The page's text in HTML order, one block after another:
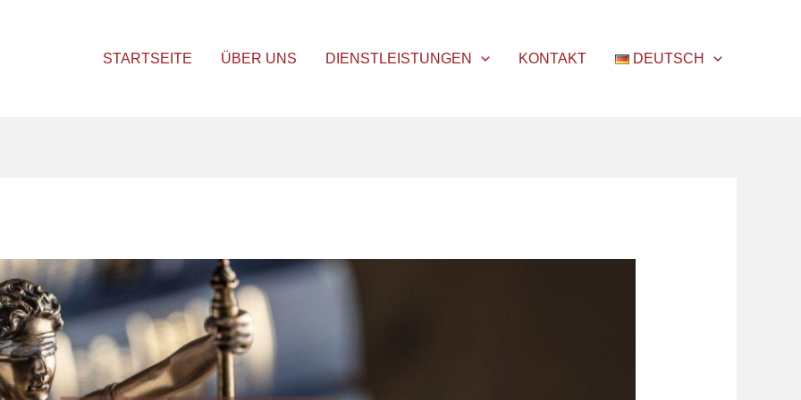
STARTSEITE ÜBER UNS DIENSTLEISTUNGEN KONTAKT DEUTSCH